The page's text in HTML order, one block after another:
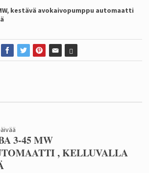
kestävä avokaivopumppu automaatti
3-45 MW
, KELLUVALLA